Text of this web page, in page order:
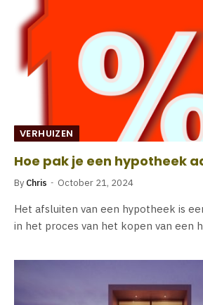
VERHUIZEN
Hoe pak je een hypotheek
By Chris October 21, 2024
Het afsluiten van een hypotheek is
in het proces van het kopen van een